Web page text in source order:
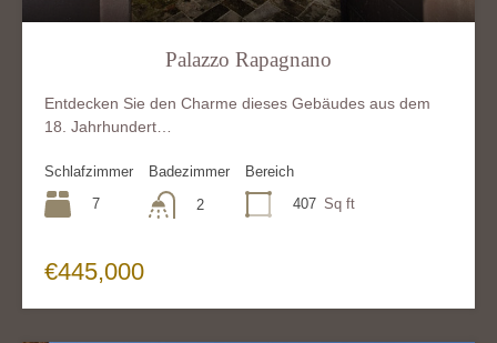
Palazzo Rapagnano
Entdecken Sie den Charme dieses Gebäudes aus dem
18. Jahrhundert…
Schlafzimmer
7
Badezimmer
2
Bereich
407 Sq ft
€445,000